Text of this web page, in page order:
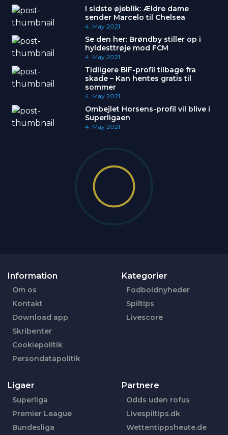
I sidste øjeblik: Ældre dame
sender Marcelo til Chelsea
4. May 2021
Se den her: Brøndby stiller op i
hyldesttrøje mod FCM
4. May 2021
Tidligere BIF-profil tilbage fra
skade – Kan hentes gratis til
sommer
4. May 2021
Ombejlet Horsens-profil vil blive i
Superligaen
4. May 2021
Information
Om os
Kontakt
Download app
Skribenter
Cookiepolitik
Persondatapolitik
Kategorier
Fodboldnyheder
Spiltips
Livescore
Ligaer
Superliga
Premier League
Bundesliga
Partnere
Odds uden rofus
Livespiltips.dk
Wettentippsheute.de